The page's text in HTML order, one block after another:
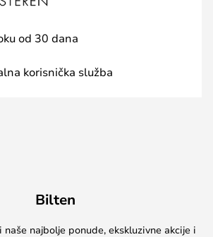
od 30 dana
korisnička služba
Bilten
najbolje ponude, ekskluzivne akcije i